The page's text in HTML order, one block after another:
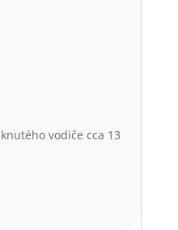
vodiče cca 13